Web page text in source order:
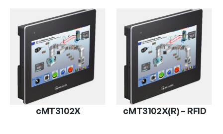
cMT3102X cMT3102X(R) – RFID